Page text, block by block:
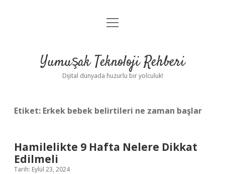
Anasayfa
Yasal Uyarı
menüyü
Yumuşak Teknoloji Rehberi
Dijital dünyada huzurlu bir yolculuk!
Etiket: Erkek bebek belirtileri ne zaman başlar
Hamilelikte 9 Hafta Nelere Dikkat
Edilmeli
Tarih: Eylül 23, 2024